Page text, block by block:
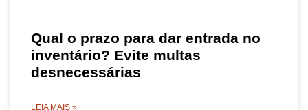
Qual o prazo para dar entrada no
inventário? Evite multas
desnecessárias
LEIA MAIS »